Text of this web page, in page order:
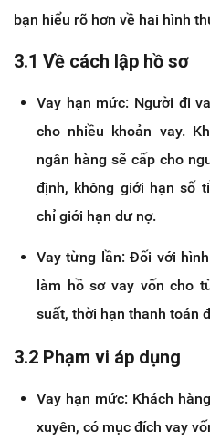
bạn hiểu rõ hơn về hai hình
3.1 Về cách lập hồ sơ
Vay hạn mức: Người đi
cho nhiều khoản vay.
ngân hàng sẽ cấp cho
định, không giới hạn số
chỉ giới hạn dư nợ.
Vay từng lần: Đối với
làm hồ sơ vay vốn cho
suất, thời hạn thanh toán
3.2 Phạm vi áp dụng
Vay hạn mức: Khách
xuyên, có mục đích vay